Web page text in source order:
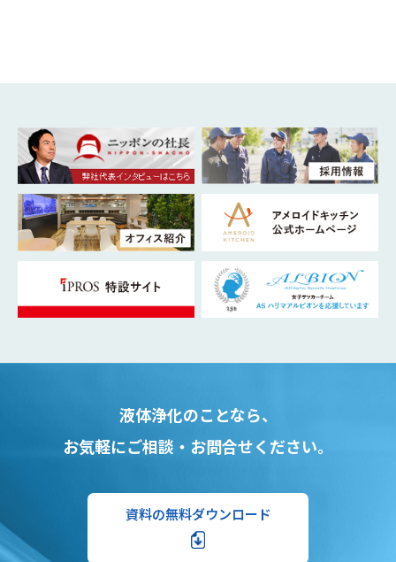
液体浄化のことなら、
お気軽にご相談・お問合せください。
資料の無料ダウンロード